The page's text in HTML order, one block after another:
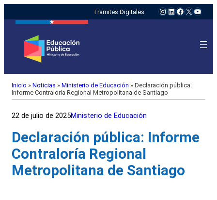
Tramites Digitales Instagram
LinkedIn
Facebook
X
Inicio » Noticias » Ministerio de Educación » Declaración pública:
Informe Contraloría Regional Metropolitana de Santiago
22 de julio de 2025Ministerio de Educación
Declaración pública: Informe
Contraloría Regional
Metropolitana de Santiago